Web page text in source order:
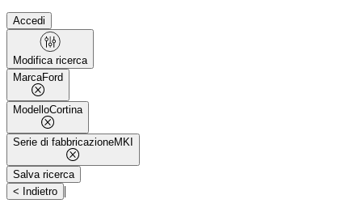
Accedi
Modifica ricerca
MarcaFord
ModelloCortina
Serie di fabbricazioneMKI
Salva ricerca
< Indietro |